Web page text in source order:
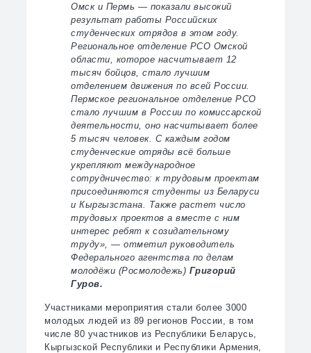
Омск и Пермь — показали высокий
результат работы Российских
студенческих отрядов в этом году.
Региональное отделение РСО Омской
области, которое насчитывает 12
тысяч бойцов, стало лучшим
отделением движения по всей России.
Пермское региональное отделение РСО
стало лучшим в России по комиссарской
деятельности, оно насчитывает более
5 тысяч человек. С каждым годом
студенческие отряды всё больше
укрепляют международное
сотрудничество: к трудовым проектам
присоединяются студенты из Беларуси
и Кыргызстана. Также растет число
трудовых проектов а вместе с ним
интерес ребят к созидательному
труду», — отметил руководитель
Федерального агентства по делам
молодёжи (Росмолодежь) Григорий
Гуров.
Участниками мероприятия стали более 3000
молодых людей из 89 регионов России, в том
числе 80 участников из Республики Беларусь,
Кыргызской Республики и Республики Армения,